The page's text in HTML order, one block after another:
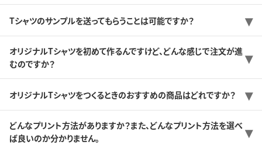
Tシャツのサンプルを送ってもらうことは可能ですか？
オリジナルTシャツを初めて作るんですけど、どんな感じで注文が進
むのですか？
オリジナルTシャツをつくるときのおすすめの商品はどれですか？
どんなプリント方法がありますか？また、どんなプリント方法を選べ
ば良いのか分かりません。